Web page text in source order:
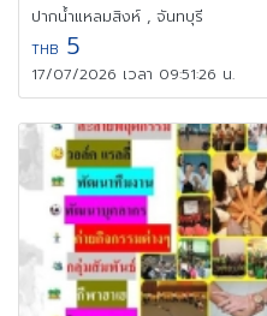
ปากน้ำแหลมสิงห์ , จันทบุรี
THB 5
17/07/2026 เวลา 09:51:26 น.